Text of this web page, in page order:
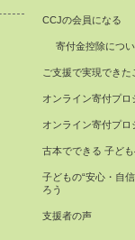
CCJの会員になる
寄付金控除につ
ご支援で実現できた
オンライン寄付プロ
オンライン寄付プロ
古本でできる 子ど
子どもの“安心・自
ろう
支援者の声